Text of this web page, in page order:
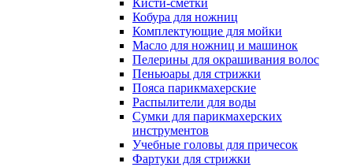
Кисти-сметки
Кобура для ножниц
Комплектующие для мойки
Масло для ножниц и машинок
Пелерины для окрашивания волос
Пеньюары для стрижки
Пояса парикмахерские
Распылители для воды
Сумки для парикмахерских
инструментов
Учебные головы для причесок
Фартуки для стрижки